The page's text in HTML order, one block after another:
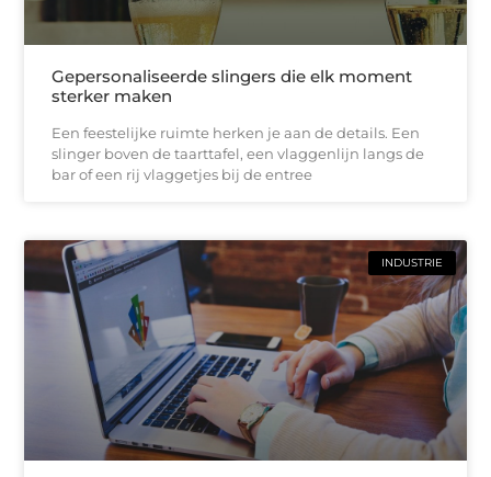
Gepersonaliseerde slingers die elk moment
sterker maken
Een feestelijke ruimte herken je aan de details. Een
slinger boven de taarttafel, een vlaggenlijn langs de
bar of een rij vlaggetjes bij de entree
INDUSTRIE